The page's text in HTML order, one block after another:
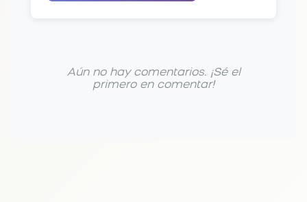
Aún no hay comentarios. ¡Sé el
primero en comentar!